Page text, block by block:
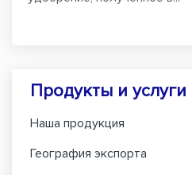
Продукты и услуги
Наша продукция
География экспорта